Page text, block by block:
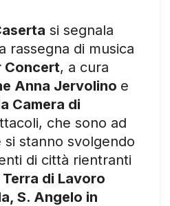
si segnala
rassegna di musica
Concert, a cura
Anna Jervolino e
Camera di
che sono ad
stanno svolgendo
di città rientranti
Terra di Lavoro
S. Angelo in